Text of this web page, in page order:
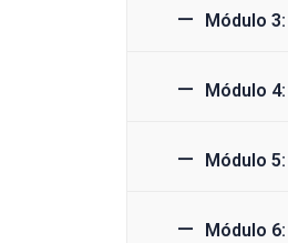
Módulo
Módulo
Módulo
Módulo